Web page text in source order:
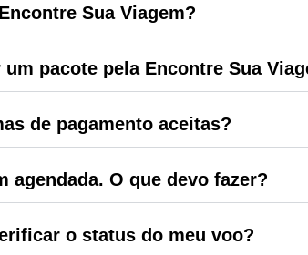
Sua Viagem?
pacote pela Encontre Sua
de pagamento aceitas?
agendada. O que devo fazer?
o status do meu voo?